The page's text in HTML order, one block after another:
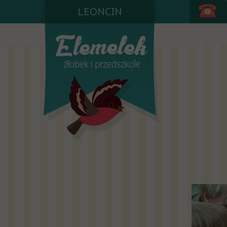
LEONCIN